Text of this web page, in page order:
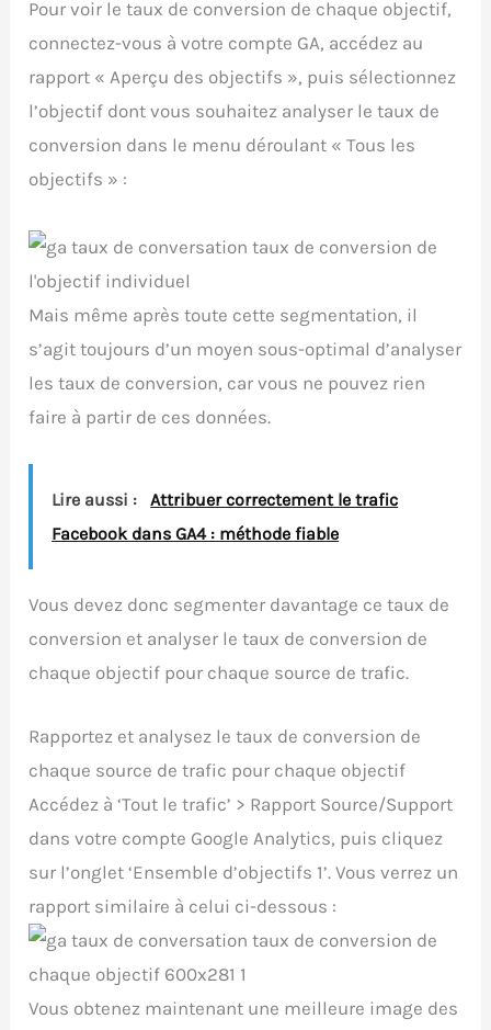
Pour voir le taux de conversion de chaque objectif,
connectez-vous à votre compte GA, accédez au
rapport « Aperçu des objectifs », puis sélectionnez
l’objectif dont vous souhaitez analyser le taux de
conversion dans le menu déroulant « Tous les
objectifs » :
Mais même après toute cette segmentation, il
s’agit toujours d’un moyen sous-optimal d’analyser
les taux de conversion, car vous ne pouvez rien
faire à partir de ces données.
Lire aussi :
Attribuer correctement le trafic
Facebook dans GA4 : méthode fiable
Vous devez donc segmenter davantage ce taux de
conversion et analyser le taux de conversion de
chaque objectif pour chaque source de trafic.
Rapportez et analysez le taux de conversion de
chaque source de trafic pour chaque objectif
Accédez à ‘Tout le trafic’ > Rapport Source/Support
dans votre compte Google Analytics, puis cliquez
sur l’onglet ‘Ensemble d’objectifs 1’. Vous verrez un
rapport similaire à celui ci-dessous :
Vous obtenez maintenant une meilleure image des